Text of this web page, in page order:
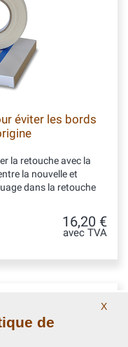
éviter les bords
la retouche avec la
la nouvelle et
dans la retouche
16,20 €
avec TVA
X
de